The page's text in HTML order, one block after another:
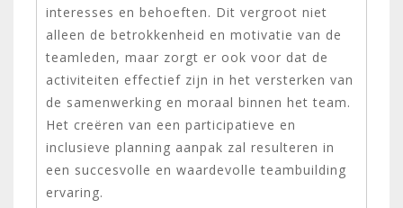
interesses en behoeften. Dit vergroot niet
alleen de betrokkenheid en motivatie van de
teamleden, maar zorgt er ook voor dat de
activiteiten effectief zijn in het versterken van
de samenwerking en moraal binnen het team.
Het creëren van een participatieve en
inclusieve planning aanpak zal resulteren in
een succesvolle en waardevolle teambuilding
ervaring.